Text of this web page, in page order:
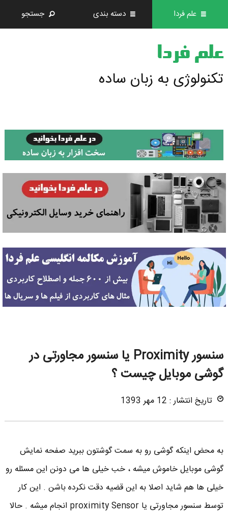
علم فردا دسته بندی جستجو
علم فردا
تکنولوژی به زبان ساده
سنسور Proximity یا سنسور مجاورتی در
گوشی موبایل چیست ؟
تاریخ انتشار : 12 مهر 1393
به محض اینکه گوشی رو به سمت گوشتون ببرید صفحه نمایش
گوشی موبایل خاموش میشه ، خب خیلی ها می دونن این مسئله رو
خیلی ها هم شاید اصلا به این قضیه دقت نکرده باشن . این کار
توسط سنسور مجاورتی یا proximity Sensor انجام میشه . حالا